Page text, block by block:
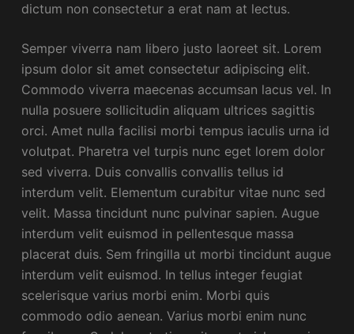
dictum non consectetur a erat nam at lectus.
Semper viverra nam libero justo laoreet sit. Lorem
ipsum dolor sit amet consectetur adipiscing elit.
Commodo viverra maecenas accumsan lacus vel. In
nulla posuere sollicitudin aliquam ultrices sagittis
orci. Amet nulla facilisi morbi tempus iaculis urna id
volutpat. Pharetra vel turpis nunc eget lorem dolor
sed viverra. Duis convallis convallis tellus id
interdum velit. Elementum curabitur vitae nunc sed
velit. Massa tincidunt nunc pulvinar sapien. Augue
interdum velit euismod in pellentesque massa
placerat duis. Sem fringilla ut morbi tincidunt augue
interdum velit euismod. In tellus integer feugiat
scelerisque varius morbi enim. Morbi quis
commodo odio aenean. Varius morbi enim nunc